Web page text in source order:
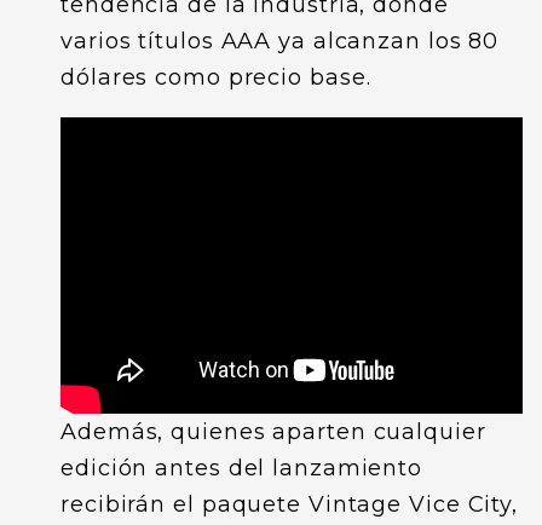
varios títulos AAA ya alcanzan los 80
dólares como precio base.
Además, quienes aparten cualquier
edición antes del lanzamiento
recibirán el paquete Vintage Vice City,